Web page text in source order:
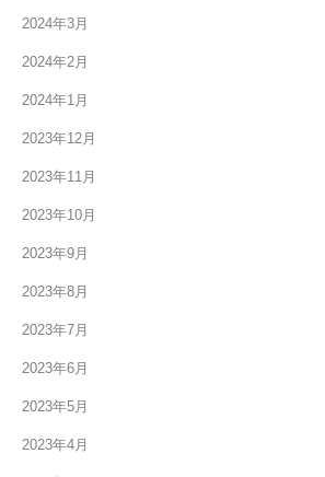
2024年3月
2024年2月
2024年1月
2023年12月
2023年11月
2023年10月
2023年9月
2023年8月
2023年7月
2023年6月
2023年5月
2023年4月